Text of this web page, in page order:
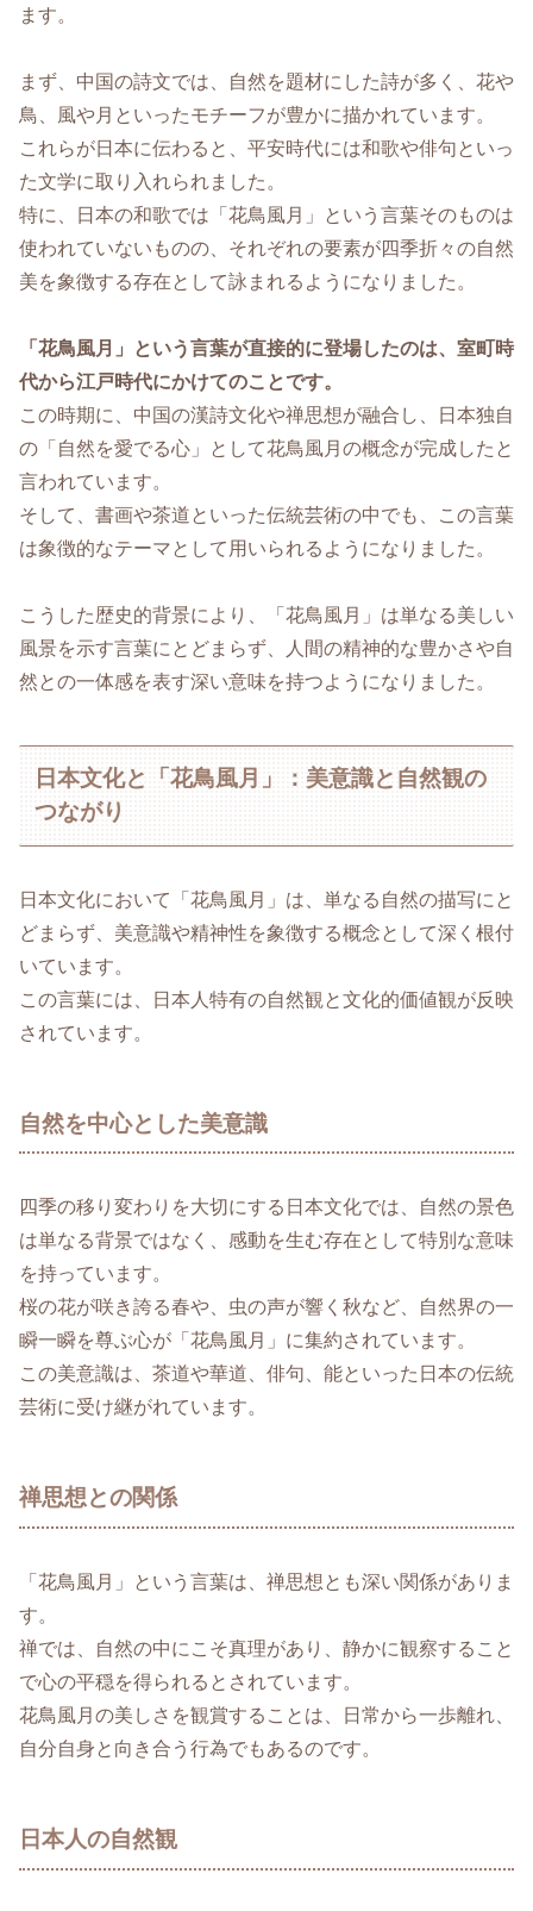
ます。
まず、中国の詩文では、自然を題材にした詩が多く、花や
鳥、風や月といったモチーフが豊かに描かれています。
これらが日本に伝わると、平安時代には和歌や俳句といっ
た文学に取り入れられました。
特に、日本の和歌では「花鳥風月」という言葉そのものは
使われていないものの、それぞれの要素が四季折々の自然
美を象徴する存在として詠まれるようになりました。
「花鳥風月」という言葉が直接的に登場したのは、室町時
代から江戸時代にかけてのことです。
この時期に、中国の漢詩文化や禅思想が融合し、日本独自
の「自然を愛でる心」として花鳥風月の概念が完成したと
言われています。
そして、書画や茶道といった伝統芸術の中でも、この言葉
は象徴的なテーマとして用いられるようになりました。
こうした歴史的背景により、「花鳥風月」は単なる美しい
風景を示す言葉にとどまらず、人間の精神的な豊かさや自
然との一体感を表す深い意味を持つようになりました。
日本文化と「花鳥風月」：美意識と自然観の
つながり
日本文化において「花鳥風月」は、単なる自然の描写にと
どまらず、美意識や精神性を象徴する概念として深く根付
いています。
この言葉には、日本人特有の自然観と文化的価値観が反映
されています。
自然を中心とした美意識
四季の移り変わりを大切にする日本文化では、自然の景色
は単なる背景ではなく、感動を生む存在として特別な意味
を持っています。
桜の花が咲き誇る春や、虫の声が響く秋など、自然界の一
瞬一瞬を尊ぶ心が「花鳥風月」に集約されています。
この美意識は、茶道や華道、俳句、能といった日本の伝統
芸術に受け継がれています。
禅思想との関係
「花鳥風月」という言葉は、禅思想とも深い関係がありま
す。
禅では、自然の中にこそ真理があり、静かに観察すること
で心の平穏を得られるとされています。
花鳥風月の美しさを観賞することは、日常から一歩離れ、
自分自身と向き合う行為でもあるのです。
日本人の自然観